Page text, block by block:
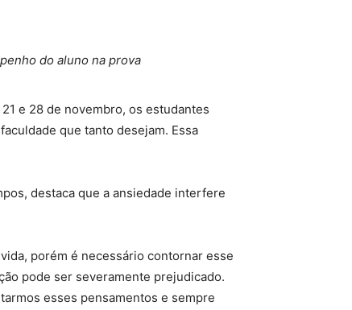
do aluno na prova
e 28 de novembro, os estudantes
que tanto desejam. Essa
destaca que a ansiedade interfere
porém é necessário contornar esse
pode ser severamente prejudicado.
esses pensamentos e sempre